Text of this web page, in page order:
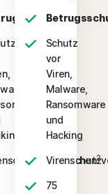
2 2
Schutz
vor
Viren,
Malware,
Ransomware
und
Hacking
75